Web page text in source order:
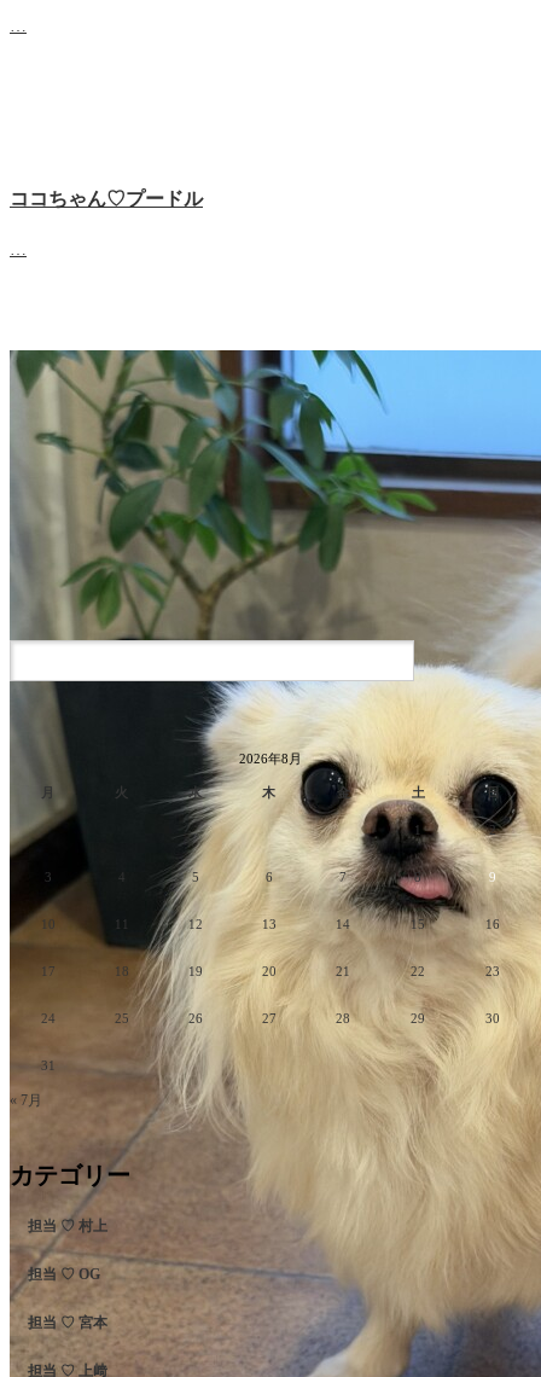
ココちゃん♡‬プードル
2026年8月
火 水 木 金 土 日
1 2
3 4 5 6 7 8 9
10 11 12 13 14 15 16
17 18 19 20 21 22 23
24 25 26 27 28 29 30
31
« 7月
カテゴリー
担当 ♡ 村上
担当 ♡ OG
担当 ♡ 宮本
担当 ♡ 上﨑